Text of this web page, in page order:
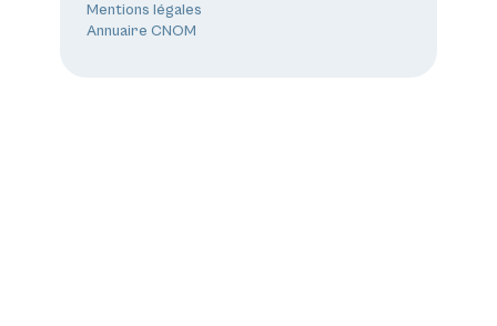
Mentions légales
Annuaire CNOM